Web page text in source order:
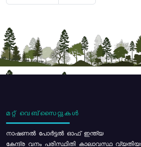
മറ്റ് വെബ്സൈറ്റുകൾ
നാഷണൽ പോർട്ടൽ ഓഫ് ഇന്ത്യ
കേന്ദ്ര വനം പരിസ്ഥിതി കാലാവസ്ഥ